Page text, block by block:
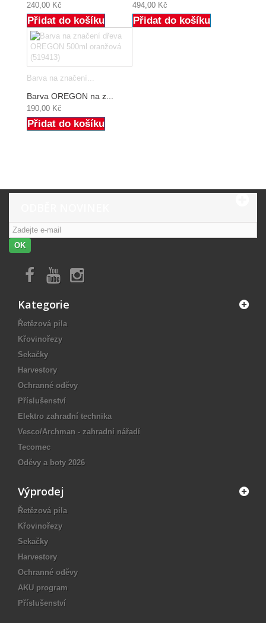
240,00 Kč
Přidat do košíku
494,00 Kč
Přidat do košíku
Barva na značení...
Barva OREGON na z...
190,00 Kč
Přidat do košíku
OK
Kategorie
Řetězová pila
Křovinořezy
Sekačky
Harvestory
Ochranné oděvy
Příslušenství
Elektro zahradní technika
Vesco/Archman - zahradní nářadí
Tecomec
Oděvy a boty 2026
Výprodej
Řetězová pila
Křovinořezy
Sekačky
Harvestory
Ochranné oděvy
AKU program
Příslušenství